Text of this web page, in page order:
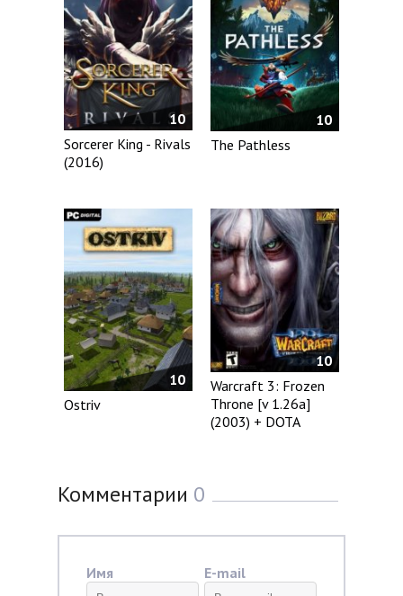
10
Sorcerer King - Rivals
(2016)
10
The Pathless
10
Ostriv
10
Warcraft 3: Frozen
Throne [v 1.26a]
(2003) + DOTA
Комментарии 0
Имя E-mail